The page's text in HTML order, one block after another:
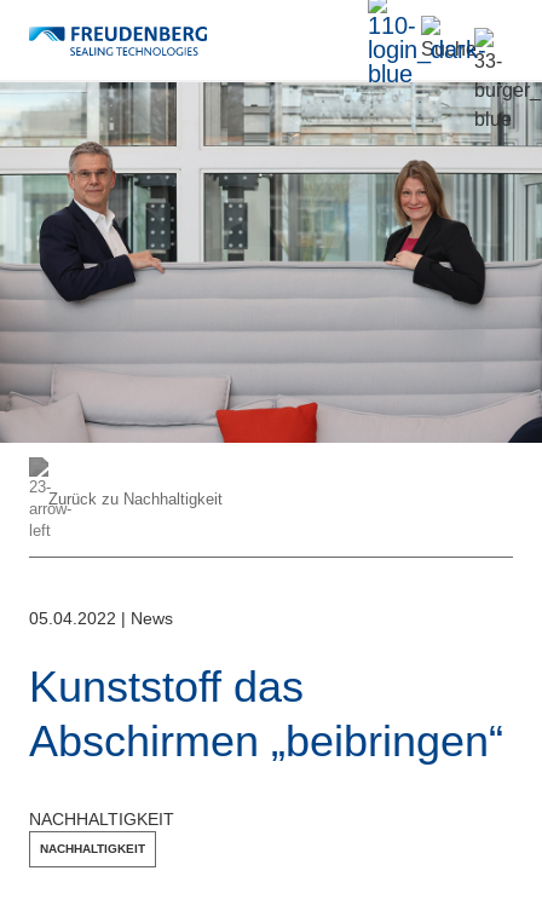
Zurück zu Nachhaltigkeit
05.04.2022 | News
Kunststoff das
Abschirmen „beibringen“
NACHHALTIGKEIT
NACHHALTIGKEIT